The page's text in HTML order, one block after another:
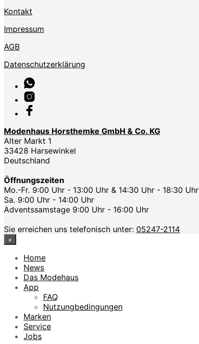
Kontakt
Impressum
AGB
Datenschutzerklärung
Modenhaus Horsthemke GmbH & Co. KG
Alter Markt 1
33428 Harsewinkel
Deutschland
Öffnungszeiten
Mo.-Fr. 9:00 Uhr - 13:00 Uhr & 14:30 Uhr - 18:30 Uhr
Sa. 9:00 Uhr - 14:00 Uhr
Adventssamstage 9:00 Uhr - 16:00 Uhr
Sie erreichen uns telefonisch unter: 05247-2114
×
Home
News
Das Modehaus
App
FAQ
Nutzungbedingungen
Marken
Service
Jobs